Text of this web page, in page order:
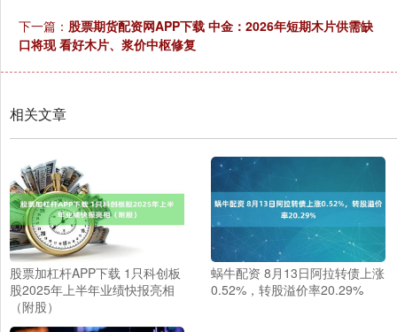
下一篇： 股票期货配资网APP下载 中金：2026年短期木片供需缺
口将现 看好木片、浆价中枢修复
相关文章
股票加杠杆APP下载 1只科创板
股2025年上半年业绩快报亮相
（附股）
蜗牛配资 8月13日阿拉转债上涨
0.52%，转股溢价率20.29%